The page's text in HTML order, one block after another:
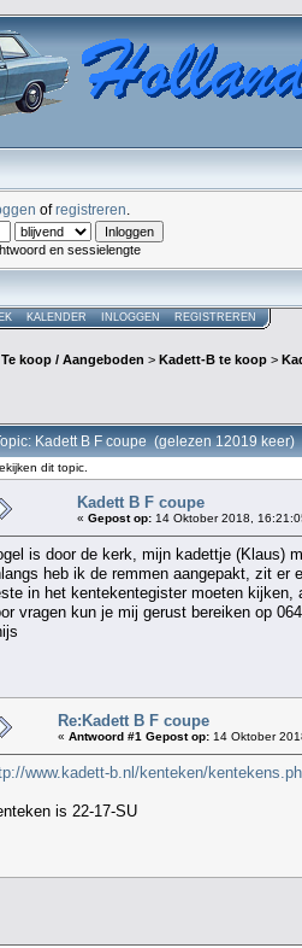
ofregistreren
en sessielengte
KALENDER INLOGGEN REGISTREREN
Te koop / Aangeboden > Kadett-B te koop >
Kadett B F coupe (gelezen 12019 keer)
dit topic.
Kadett B F coupe
« Gepost op: 14 Oktober 2018,
is door de kerk, mijn kadettje (Klaus)
heb ik de remmen aangepakt, zit er
in het kentekentegister moeten
vragen kun je mij gerust bereiken op
Re:Kadett B F coupe
« Antwoord #1 Gepost op: 14 Oktober
www.kadett-b.nl/kenteken/
is 22-17-SU